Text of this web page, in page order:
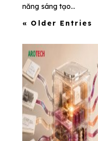
năng sáng tạo...
« Older Entries